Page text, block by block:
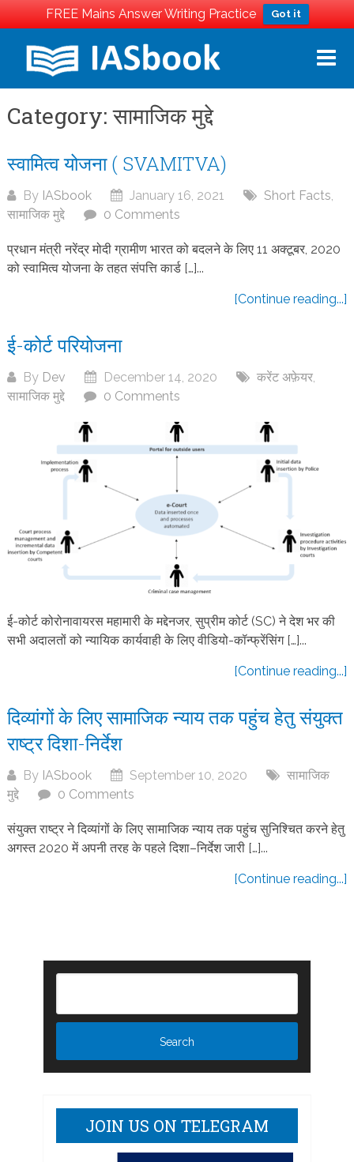
FREE Mains Answer Writing Practice Got it
content
Category:सामाजिक मुद्दे
स्वामित्व योजना ( SVAMITVA)
By IASbook January 16, 2021 Short Facts,
सामाजिक मुद्दे
0 Comments
प्रधान मंत्री नरेंद्र मोदी ग्रामीण भारत को बदलने के लिए 11 अक्टूबर, 2020
को स्वामित्व योजना के तहत संपत्ति कार्ड […]...
[Continue reading...]
ई-कोर्ट परियोजना
By Dev December 14, 2020 करेंट अफ़ेयर,
सामाजिक मुद्दे
0 Comments
ई-कोर्ट कोरोनावायरस महामारी के मद्देनजर, सुप्रीम कोर्ट (SC) ने देश भर की
सभी अदालतों को न्यायिक कार्यवाही के लिए वीडियो-कॉन्फ्रेंसिंग […]...
[Continue reading...]
दिव्यांगों के लिए सामाजिक न्याय तक पहुंच हेतु संयुक्त
राष्ट्र दिशा-निर्देश
By IASbook September 10, 2020
सामाजिक
मुद्दे
0 Comments
संयुक्त राष्ट्र ने दिव्यांगों के लिए सामाजिक न्याय तक पहुंच सुनिश्चित करने हेतु
अगस्त 2020 में अपनी तरह के पहले दिशा–निर्देश जारी […]...
[Continue reading...]
JOIN US ON TELEGRAM